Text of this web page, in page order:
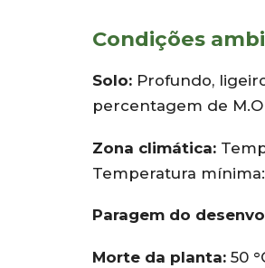
Condições
Solo: Profundo,
percentagem de M.O
Zona climática:
Temperatura mínima:
Paragem do
Morte da planta: 50